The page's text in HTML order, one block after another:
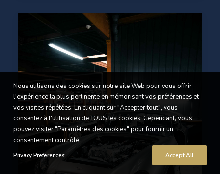
Nous utilisons des cookies sur notre site Web pour vous offrir
l'expérience la plus pertinente en mémorisant vos préférences et
vos visites répétées. En cliquant sur "Accepter tout", vous
consentez à l'utilisation de TOUS les cookies. Cependant, vous
pouvez visiter "Paramètres des cookies" pour fournir un
consentement contrôlé.
Privacy Preferences Accept All